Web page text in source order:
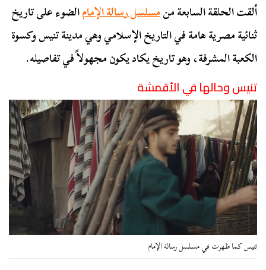
ألقت الحلقة السابعة منمسلسل رسالة الإمامالضوء على تاريخ
ثنائية مصرية هامة في التاريخ الإسلامي وهي مدينة تنيس وكسوة
الكعبة المشرفة، وهو تاريخ يكاد يكون مجهولاً في تفاصيله.
تنيس وحالها في الأقمشة
تنيس كما ظهرت في مسلسل رسالة الإمام